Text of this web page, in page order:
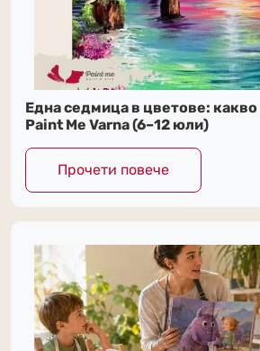
Една седмица в цветове: какво
Paint Me Varna (6–12 юли)
Прочети повече